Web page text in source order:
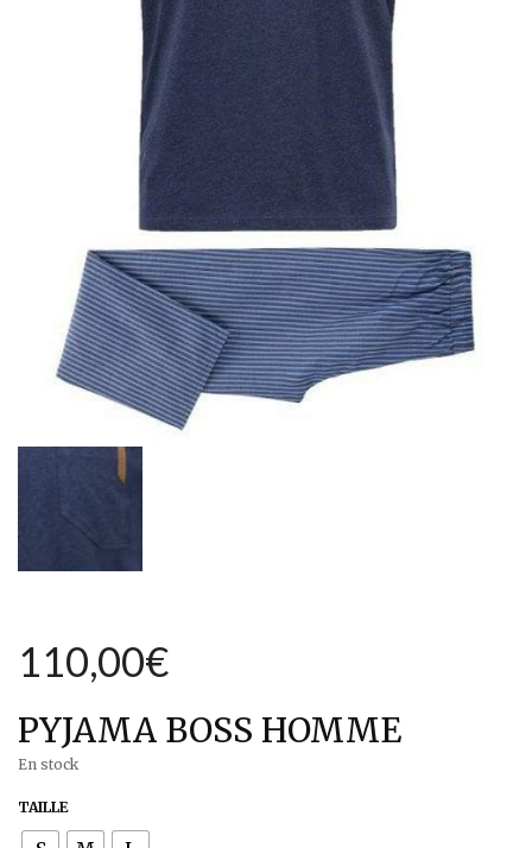
Blousons, Parkas, Manteaux & Doudounes
PIIZONE
PIPOLAKI
SAINT JAMES
110,00€
PYJAMA BOSS HOMME
En stock
TAILLE